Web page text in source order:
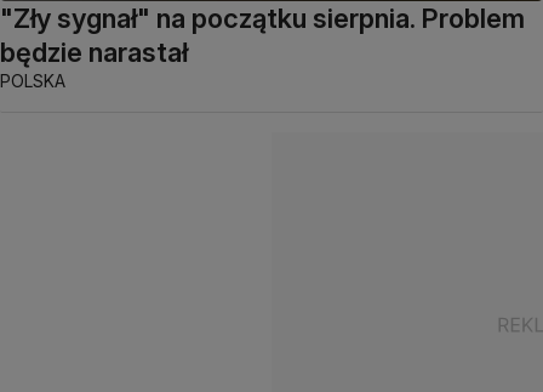
"Zły sygnał" na początku sierpnia. Problem
będzie narastał
POLSKA